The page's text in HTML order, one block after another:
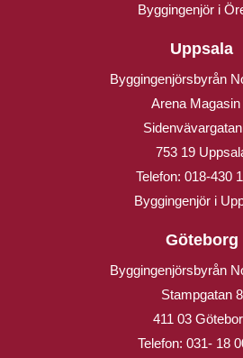
Byggingenjör i
Uppsala
Byggingenjörsbyrån
Arena Magasin
753 19
Telefon: 018-430
Byggingenjör i
Göteborg
Byggingenjörsbyrån
Stampgatan 8
411 03
Telefon: 031- 18